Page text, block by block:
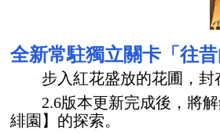
全新常駐獨立關卡「往
步入紅花盛放的花圃，封
2.6版本更新完成後，將
緋園】的探索。